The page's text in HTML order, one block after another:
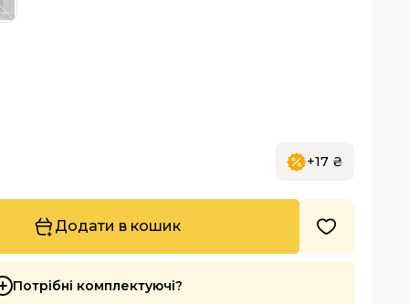
+17 ₴
Додати в кошик
Потрібні комплектуючі?